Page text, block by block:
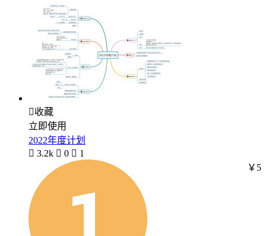
收藏
立即使用
2022年度计划
 3.2k  0  1
￥5